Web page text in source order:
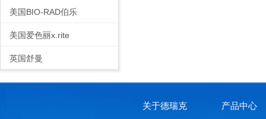
美国BIO-RAD伯乐
美国爱色丽x.rite
英国舒曼
关于德瑞克 产品中心